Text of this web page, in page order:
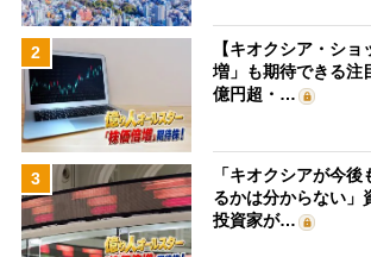
2
【キオクシア・シ
増」も期待できる注
億円超・…
3
「キオクシアが今
るかは分からない」
投資家が…